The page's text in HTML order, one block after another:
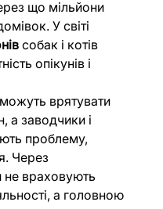
що мільйони
У світі
собак і котів
опікунів і
врятувати
а заводчики і
проблему,
Через
не враховують
а головною